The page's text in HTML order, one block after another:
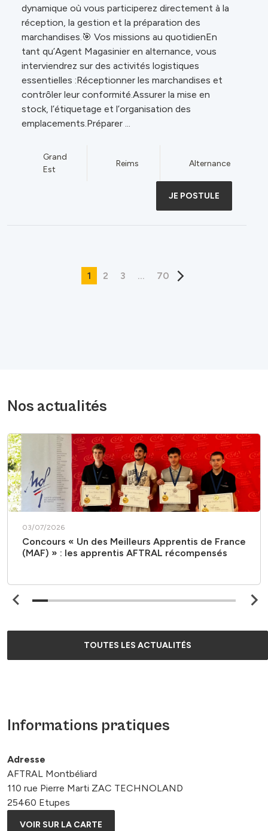
dynamique où vous participerez directement à la
réception, la gestion et la préparation des
marchandises.🎯 Vos missions au quotidienEn
tant qu’Agent Magasinier en alternance, vous
interviendrez sur des activités logistiques
essentielles :Réceptionner les marchandises et
contrôler leur conformité.Assurer la mise en
stock, l’étiquetage et l’organisation des
emplacements.Préparer ...
Grand
Est
Reims Alternance
JE POSTULE
1 2 3 … 70
Nos actualités
03/07/2026
Concours « Un des Meilleurs Apprentis de France
(MAF) » : les apprentis AFTRAL récompensés
TOUTES LES ACTUALITÉS
Informations pratiques
Adresse
AFTRAL Montbéliard
110 rue Pierre Marti ZAC TECHNOLAND
25460 Etupes
VOIR SUR LA CARTE